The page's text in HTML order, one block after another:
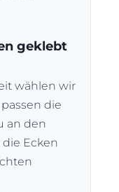
geklebt
wählen wir
die
an den
Ecken